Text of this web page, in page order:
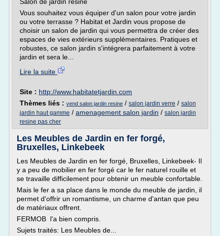
Vous souhaitez vous équiper d'un salon pour votre jardin
ou votre terrasse ? Habitat et Jardin vous propose de
choisir un salon de jardin qui vous permettra de créer des
espaces de vies extérieurs supplémentaires. Pratiques et
robustes, ce salon jardin s'intégrera parfaitement à votre
jardin et sera le...
Lire la suite
Site : http://www.habitatetjardin.com
Thèmes liés : vend salon jardin resine / salon jardin verre / salon
jardin haut gamme / amenagement salon jardin / salon jardin
resine pas cher
Les Meubles de Jardin en fer forgé,
Bruxelles, Linkebeek
Les Meubles de Jardin en fer forgé, Bruxelles, Linkebeek- Il
y a peu de mobilier en fer forgé car le fer naturel rouille et
se travaille difficilement pour obtenir un meuble confortable.
Mais le fer a sa place dans le monde du meuble de jardin, il
permet d'offrir un romantisme, un charme d'antan que peu
de matériaux offrent.
FERMOB l'a bien compris.
Sujets traités: Les Meubles de...